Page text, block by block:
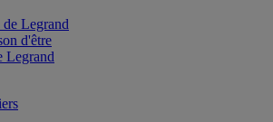
Legrand
d'être
Legrand